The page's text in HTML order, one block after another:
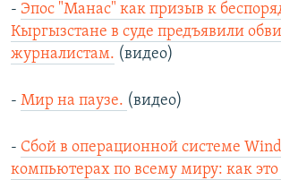
- Эпос "Манас" как призыв к
Кыргызстане в суде предъявили
журналистам. (видео)
- Мир на паузе. (видео)
- Сбой в операционной системе
компьютерах по всему миру: как